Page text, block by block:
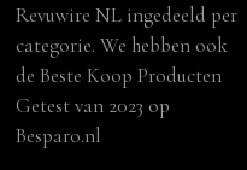
Revuwire NL ingedeeld per
categorie. We hebben ook
deBeste Koop Producten
Getest van 2023 op
Besparo.nl